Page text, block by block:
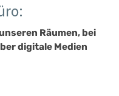
Räumen, bei
digitale Medien